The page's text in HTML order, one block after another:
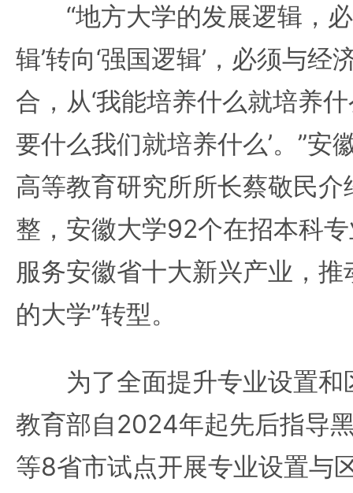
“地方大学的发展逻辑，必
辑’转向‘强国逻辑’，必须与经
合，从‘我能培养什么就培养什
要什么我们就培养什么’。”安
高等教育研究所所长蔡敬民
整，安徽大学92个在招本科
服务安徽省十大新兴产业，推
的大学”转型。
为了全面提升专业设置和
教育部自2024年起先后指导
等8省市试点开展专业设置与